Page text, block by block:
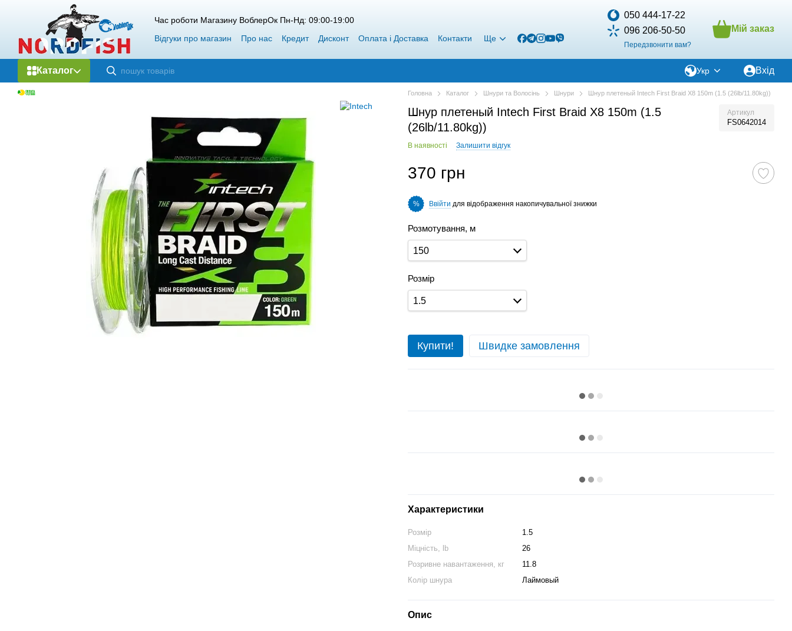
Перейти до основного контенту
Час роботи Магазину ВоблерОк Пн-Нд: 09:00-19:00
Відгуки про магазин
Про нас Кредит Дисконт Оплата і Доставка Контакти Ще
050 444-17-22
096 206-50-50
Передзвонити вам?
Мій заказ
Каталог Укр Вхід
Головна Каталог Шнури та Волосінь Шнури Шнур плетеный Intech First Braid X8 150m (1.5 (26lb/11.80kg))
Шнур плетеный Intech First Braid X8 150m (1.5
(26lb/11.80kg))
Артикул
FS0642014
В наявності Залишити відгук
370 грн
% Ввійти для відображення накопичувальної знижки
Розмотування, м
150
Розмір
1.5
Купити! Швидке замовлення
Характеристики
Розмір
1.5
Міцність, lb
26
Розривне навантаження, кг
11.8
Колір шнура
Лаймовый
Опис